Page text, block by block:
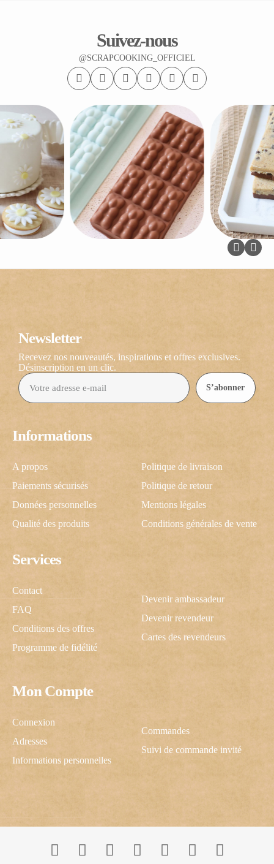
Suivez-nous
@SCRAPCOOKING_OFFICIEL
Mon Compte
Connexion
Adresses
Informations personnelles
Commandes
Suivi de commande invité
Services
Contact
FAQ
Conditions des offres
Programme de fidélité
Devenir ambassadeur
Devenir revendeur
Cartes des revendeurs
Informations
A propos
Paiements sécurisés
Données personnelles
Qualité des produits
Politique de livraison
Politique de retour
Mentions légales
Conditions générales de vente
Newsletter
Recevez nos nouveautés, inspirations et offres exclusives.
Désinscription en un clic.
S’abonner
C'est cadeau !
Une inscription, -10% pour vous !